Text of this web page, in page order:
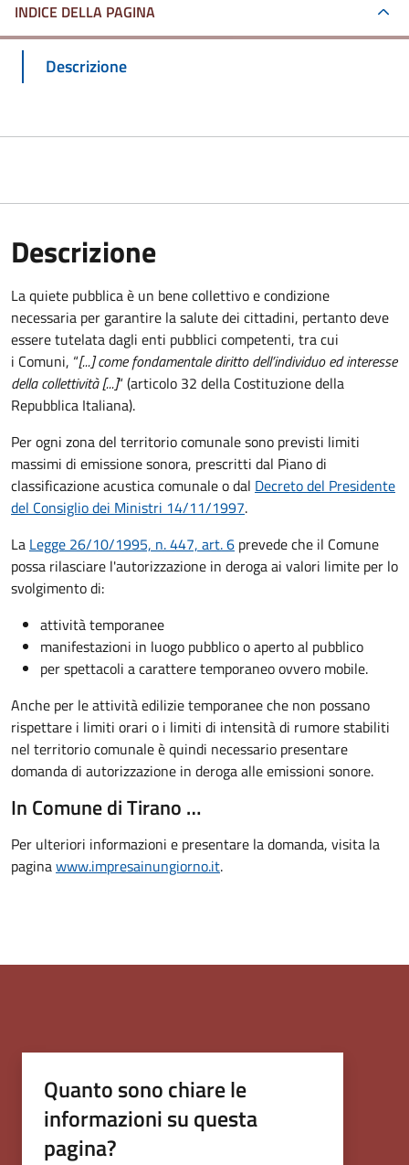
INDICE DELLA PAGINA
Descrizione
Descrizione
La quiete pubblica è un bene collettivo e condizione
necessaria per garantire la salute dei cittadini, pertanto deve
essere tutelata dagli enti pubblici competenti, tra cui
i Comuni, “[...] come fondamentale diritto dell’individuo ed interesse
della collettività [...]“ (articolo 32 della Costituzione della
Repubblica Italiana).
Per ogni zona del territorio comunale sono previsti limiti
massimi di emissione sonora, prescritti dal Piano di
classificazione acustica comunale o dal Decreto del Presidente
del Consiglio dei Ministri 14/11/1997.
La Legge 26/10/1995, n. 447, art. 6 prevede che il Comune
possa rilasciare l'autorizzazione in deroga ai valori limite per lo
svolgimento di:
attività temporanee
manifestazioni in luogo pubblico o aperto al pubblico
per spettacoli a carattere temporaneo ovvero mobile.
Anche per le attività edilizie temporanee che non possano
rispettare i limiti orari o i limiti di intensità di rumore stabiliti
nel territorio comunale è quindi necessario presentare
domanda di autorizzazione in deroga alle emissioni sonore.
In Comune di Tirano …
Per ulteriori informazioni e presentare la domanda, visita la
paginawww.impresainungiorno.it.
Quanto sono chiare le
informazioni su questa
pagina?